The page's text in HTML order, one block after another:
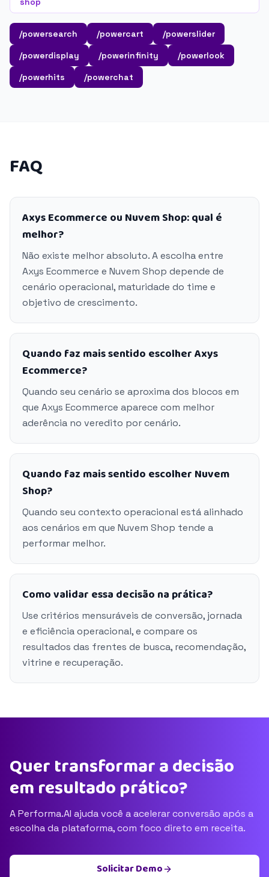
/powersearch /powercart
/powerslider
/powerdisplay
/powerinfinity
/powerlook
/powerhits
/powerchat
FAQ
Axys Ecommerce ou Nuvem Shop: qual é
melhor?
Não existe melhor absoluto. A escolha entre
Axys Ecommerce e Nuvem Shop depende de
cenário operacional, maturidade do time e
objetivo de crescimento.
Quando faz mais sentido escolher Axys
Ecommerce?
Quando seu cenário se aproxima dos blocos em
que Axys Ecommerce aparece com melhor
aderência no veredito por cenário.
Quando faz mais sentido escolher Nuvem
Shop?
Quando seu contexto operacional está alinhado
aos cenários em que Nuvem Shop tende a
performar melhor.
Como validar essa decisão na prática?
Use critérios mensuráveis de conversão, jornada
e eficiência operacional, e compare os
resultados das frentes de busca, recomendação,
vitrine e recuperação.
Quer transformar a decisão
em resultado prático?
A Performa.AI ajuda você a acelerar conversão após a
escolha da plataforma, com foco direto em receita.
Solicitar Demo